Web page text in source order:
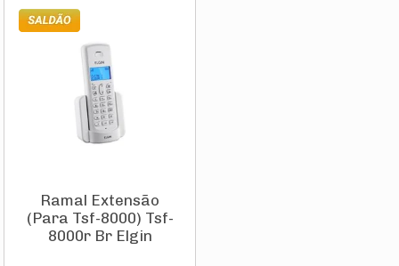
Ramal Extensão
(Para Tsf-8000) Tsf-
8000r Br Elgin